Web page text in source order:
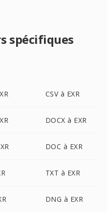
spécifiques
CSV à EXR
DOCX à EXR
DOC à EXR
TXT à EXR
DNG à EXR